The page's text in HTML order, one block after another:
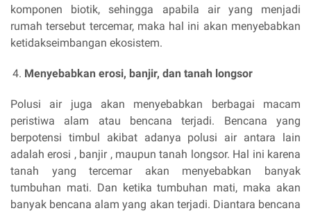
komponen biotik, sehingga apabila air yang menjadi
rumah tersebut tercemar, maka hal ini akan menyebabkan
ketidakseimbangan ekosistem.
Menyebabkan erosi, banjir, dan tanah longsor
Polusi air juga akan menyebabkan berbagai macam
peristiwa alam atau bencana terjadi. Bencana yang
berpotensi timbul akibat adanya polusi air antara lain
adalah erosi , banjir , maupun tanah longsor. Hal ini karena
tanah yang tercemar akan menyebabkan banyak
tumbuhan mati. Dan ketika tumbuhan mati, maka akan
banyak bencana alam yang akan terjadi. Diantara bencana